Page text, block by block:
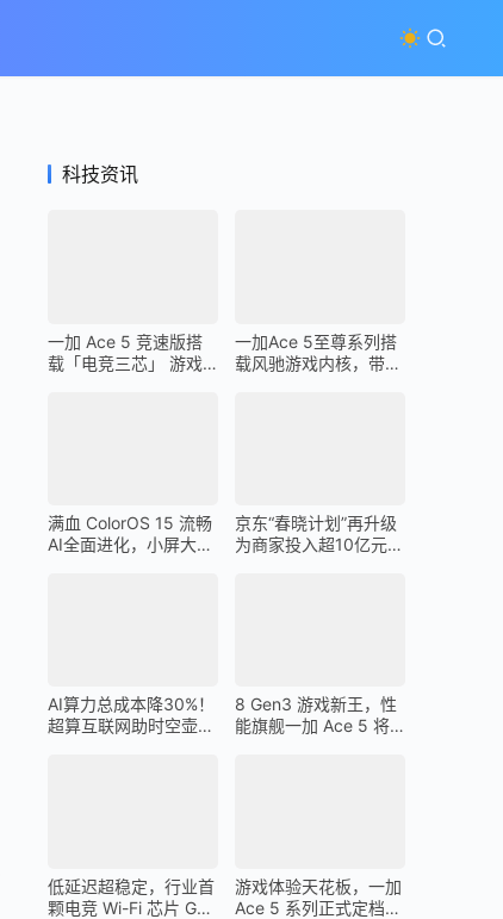
科技资讯
一加 Ace 5 竞速版搭
载「电竞三芯」 游戏
一加Ace 5至尊系列搭
载风驰游戏内核，带来
满血 ColorOS 15 流畅
AI全面进化，小屏大魔
京东“春晓计划”再升级
为商家投入超10亿元广
AI算力总成本降30%！
超算互联网助时空壶高
8 Gen3 游戏新王，性
能旗舰一加 Ace 5 将
低延迟超稳定，行业首
颗电竞 Wi-Fi 芯片 G1
游戏体验天花板，一加
Ace 5 系列正式定档